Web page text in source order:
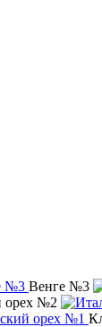
Венге №3
орех №2